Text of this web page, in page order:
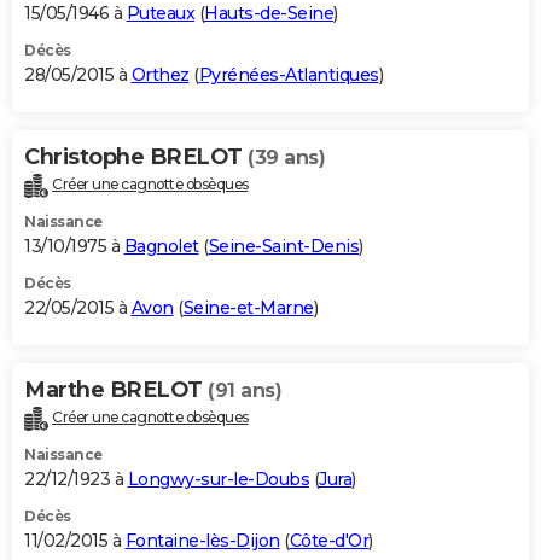
15/05/1946 à Puteaux(Hauts-de-Seine)
Décès
28/05/2015 à Orthez (Pyrénées-Atlantiques)
Christophe BRELOT (39 ans)
Créer une cagnotte obsèques
Naissance
13/10/1975 à Bagnolet(Seine-Saint-Denis)
Décès
22/05/2015 à Avon (Seine-et-Marne)
Marthe BRELOT (91 ans)
Créer une cagnotte obsèques
Naissance
22/12/1923 à Longwy-sur-le-Doubs (Jura)
Décès
11/02/2015 à Fontaine-lès-Dijon (Côte-d'Or)